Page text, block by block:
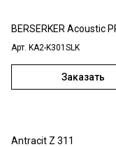
BERSERKER Acoustic
Арт. KA2-K301SLK
Заказать
Antracit Z 311